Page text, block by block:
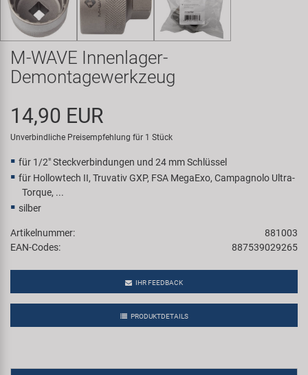
Samox
SRAM/RockShox
Super B
Trail-Gator
Velo
Markenübersicht
M-WAVE Innenlager-
Demontagewerkzeug
14,90 EUR
Unverbindliche Preisempfehlung für 1 Stück
für 1/2" Steckverbindungen und 24 mm Schlüssel
für Hollowtech II, Truvativ GXP, FSA MegaExo, Campagnolo Ultra-
Torque, ...
silber
Artikelnummer:
881003
EAN-Codes:
887539029265
IHR FEEDBACK
PRODUKTDETAILS